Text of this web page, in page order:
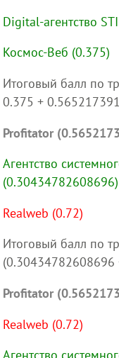
Digital-агентство
Космос-Веб (0.375)
Итоговый балл по
0.375 +
Profitator
Агентство
(0.30434782608696)
Realweb (0.72)
Итоговый балл по
Profitator
Realweb (0.72)